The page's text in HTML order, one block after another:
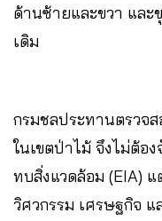
ด้านซ้ายและขวา และ
เดิม
กรมชลประทานตรวจ
ในเขตป่าไม้ จึงไม่ต้อ
ทบสิ่งแวดล้อม (EIA)
วิศวกรรม เศรษฐกิจ แ